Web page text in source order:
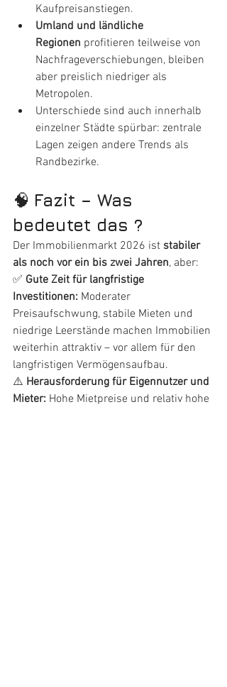
Kaufpreisanstiegen.
Umland und ländliche
Regionen profitieren teilweise von
Nachfrageverschiebungen, bleiben
aber preislich niedriger als
Metropolen.
Unterschiede sind auch innerhalb
einzelner Städte spürbar: zentrale
Lagen zeigen andere Trends als
Randbezirke.
🧠 Fazit – Was
bedeutet das ?
Der Immobilienmarkt 2026 ist stabiler
als noch vor ein bis zwei Jahren, aber:
✅ Gute Zeit für langfristige
Investitionen: Moderater
Preisaufschwung, stabile Mieten und
niedrige Leerstände machen Immobilien
weiterhin attraktiv – vor allem für den
langfristigen Vermögensaufbau.
⚠️ Herausforderung für Eigennutzer und
Mieter: Hohe Mietpreise und relativ hohe